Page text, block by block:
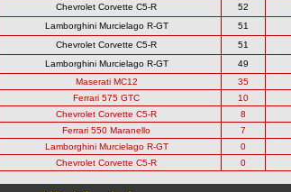
Chevrolet Corvette C5-R 52
Lamborghini Murcielago R-GT 51
Chevrolet Corvette C5-R 51
Lamborghini Murcielago R-GT 49
Maserati MC12 35
Ferrari 575 GTC 10
Chevrolet Corvette C5-R 8
Ferrari 550 Maranello 7
Lamborghini Murcielago R-GT 0
Chevrolet Corvette C5-R 0